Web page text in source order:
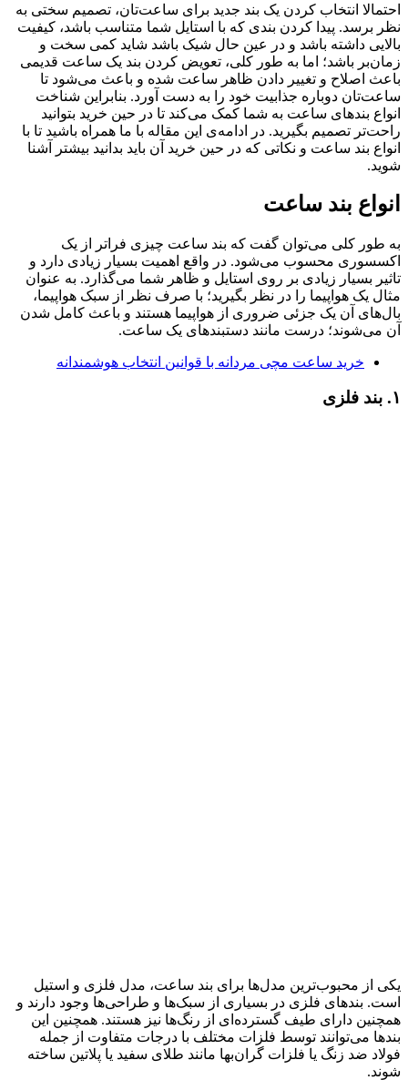
احتمالا انتخاب کردن یک بند جدید برای ساعت‌تان، تصمیم سختی به
نظر برسد. پیدا کردن بندی که با استایل شما متناسب باشد، کیفیت
بالایی داشته باشد و در عین حال شیک باشد شاید کمی سخت و
زمان‌بر باشد؛ اما به طور کلی، تعویض کردن بند یک ساعت قدیمی
باعث اصلاح و تغییر دادن ظاهر ساعت شده و باعث می‌شود تا
ساعت‌تان دوباره جذابیت خود را به دست آورد. بنابراین شناخت
انواع بندهای ساعت به شما کمک می‌کند تا در حین خرید بتوانید
راحت‌تر تصمیم بگیرید. در ادامه‌ی این مقاله با ما همراه باشید تا با
انواع بند ساعت و نکاتی که در حین خرید آن باید بدانید بیشتر آشنا
شوید.
انواع بند ساعت
به طور کلی می‌توان گفت که بند ساعت چیزی فراتر از یک
اکسسوری محسوب می‌شود. در واقع اهمیت بسیار زیادی دارد و
تاثیر بسیار زیادی بر روی استایل و ظاهر شما می‌گذارد. به عنوان
مثال یک هواپیما را در نظر بگیرید؛ با صرف نظر از سبک هواپیما،
بال‌های آن یک جزئی ضروری از هواپیما هستند و باعث کامل شدن
آن می‌شوند؛ درست مانند دستبندهای یک ساعت.
خرید ساعت مچی مردانه با قوانین انتخاب هوشمندانه
۱. بند فلزی
یکی از محبوب‌ترین مدل‌ها برای بند ساعت، مدل فلزی و استیل
است. بندهای فلزی در بسیاری از سبک‌ها و طراحی‌ها وجود دارند و
همچنین دارای طیف گسترده‌ای از رنگ‌ها نیز هستند. همچنین این
بندها می‌توانند توسط فلزات مختلف با درجات متفاوت از جمله
فولاد ضد زنگ یا فلزات گران‌بها مانند طلای سفید یا پلاتین ساخته
شوند.